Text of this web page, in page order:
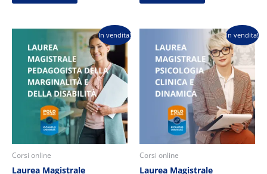
In vendita!
Corsi online
Laurea Magistrale
prezzo
originale
era:
€5.500,00.
Il
prezzo
attuale
€2.856,00.
In vendita!
Corsi online
Laurea Magistrale
prezzo
originale
era:
€5.500,00.
Il
prezzo
attuale
è:
€2.856,00.